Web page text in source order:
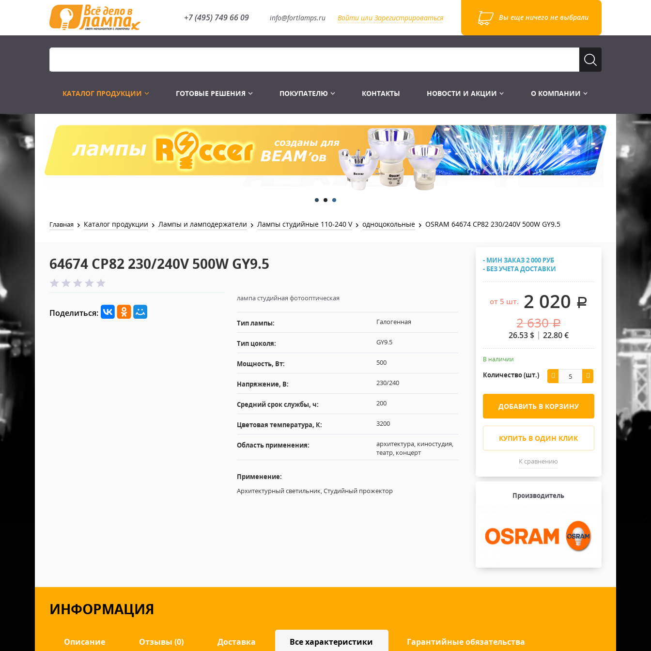
+7 (495) 749 66 09 info@fortlamps.ru Войти или Зарегистрироваться Вы еще ничего не выбрали
КАТАЛОГ ПРОДУКЦИИ
Распродажа
Лампы Винтаж Ретро Декор
Лампы галогенные 6-120 V
Лампы студийные 110-240 V
Лампы-фары PAR
Лампы для бассейна
Лампы газоразрядные
Лампы UV TUV HNS
Лампы видеопроекторные
Распродажа
Перчатки
Сумки и подсумки
Ремни и страховка
Инструменты
Готовые комплекты
Конструктор МИКРОСЦЕНА
Распродажа
Световое оборудование
Аксессуары для света
Лебёдки и Аксессуары
Хомуты Кронштейны Страховка
Защитные чехлы и Кейсы
Распродажа
2х канальные модули
Лежачий полицейский ИДН
ГОТОВЫЕ РЕШЕНИЯ ПОКУПАТЕЛЮ КОНТАКТЫ НОВОСТИ И АКЦИИ О КОМПАНИИ
Главная Каталог продукции Лампы и ламподержатели Лампы студийные 110-240 V одноцокольные OSRAM 64674 CP82 230/240V 500W GY9.5
64674 CP82 230/240V 500W GY9.5
Поделиться:
лампа студийная фотооптическая
Тип лампы: Галогенная
Тип цоколя: GY9.5
Мощность, Вт: 500
Напряжение, В: 230/240
Средний срок службы, ч: 200
Цветовая температура, К: 3200
Область применения:
архитектура, киностудия,
театр, концерт
Применение:
Архитектурный светильник, Студийный прожектор
- МИН ЗАКАЗ 2 000 РУБ
- БЕЗ УЧЕТА ДОСТАВКИ
от 5 шт. 2 020 .
2 630 .
26.53$ 22.80€
В наличии
Количество (шт.)
ДОБАВИТЬ В КОРЗИНУ
КУПИТЬ В ОДИН КЛИК
К сравнению
Производитель
ИНФОРМАЦИЯ
Описание Отзывы (0) Доставка Все характеристики Гарантийные обязательства